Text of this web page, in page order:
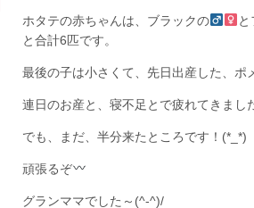
ホタテの赤ちゃんは、ブラックの
と合計6匹です。
最後の子は小さくて、先日出産した、ポ
連日のお産と、寝不足とで疲れてきまし
でも、まだ、半分来たところです！(*_*)
頑張るぞ
グランママでした～(^-^)/